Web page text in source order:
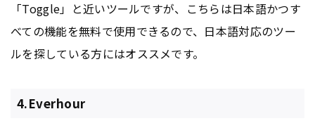
「Toggle」と近いツールですが、こちらは日本語かつす
べての機能を無料で使用できるので、日本語対応のツー
ルを探している方にはオススメです。
4.Everhour